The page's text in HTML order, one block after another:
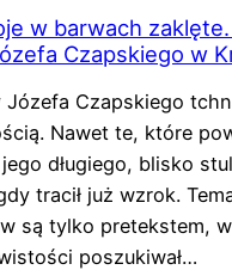
w barwach
Czapskiego w
Józefa Czapskiego
Nawet te, które
długiego, blisko
tracił już wzrok.
są tylko pretekstem, w
poszukiwał…